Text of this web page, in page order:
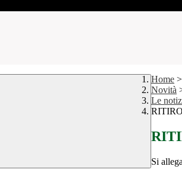
Home >
Novità
Le
Si